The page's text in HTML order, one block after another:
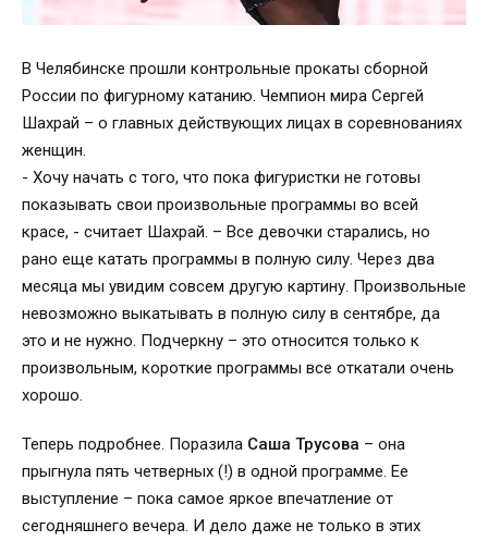
В Челябинске прошли контрольные прокаты сборной
России по фигурному катанию. Чемпион мира Сергей
Шахрай – о главных действующих лицах в соревнованиях
женщин.
- Хочу начать с того, что пока фигуристки не готовы
показывать свои произвольные программы во всей
красе, - считает Шахрай. – Все девочки старались, но
рано еще катать программы в полную силу. Через два
месяца мы увидим совсем другую картину. Произвольные
невозможно выкатывать в полную силу в сентябре, да
это и не нужно. Подчеркну – это относится только к
произвольным, короткие программы все откатали очень
хорошо.
Теперь подробнее. Поразила Саша Трусова – она
прыгнула пять четверных (!) в одной программе. Ее
выступление – пока самое яркое впечатление от
сегодняшнего вечера. И дело даже не только в этих